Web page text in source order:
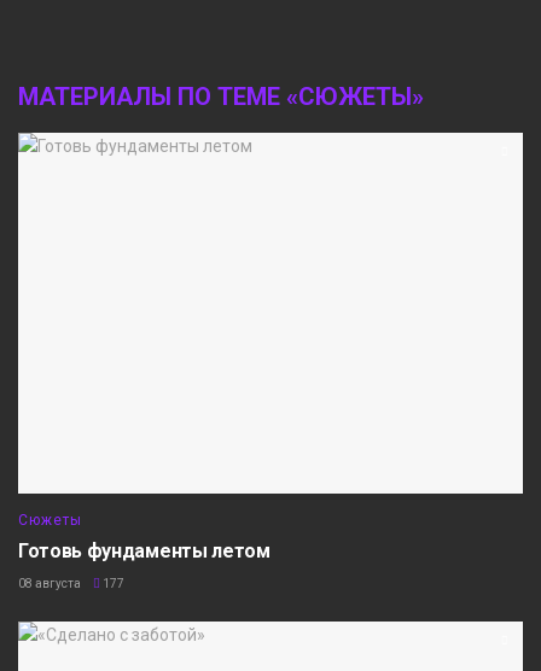
МАТЕРИАЛЫ ПО ТЕМЕ «СЮЖЕТЫ»
Сюжеты
Готовь фундаменты летом
08 августа 177